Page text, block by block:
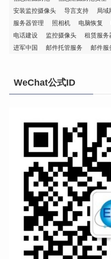
安装监控摄像头
导言支持 局域
服务器管理
照相机 电脑恢复
电话建设
监控摄像头 租赁服务
进军中国
邮件托管服务 邮件服
WeChat公式ID